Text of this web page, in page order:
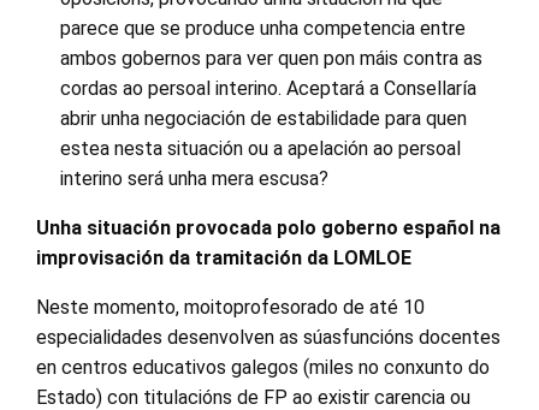
parece que se produce unha competencia entre
ambos gobernos para ver quen pon máis contra as
cordas ao persoal interino. Aceptará a Consellaría
abrir unha negociación de estabilidade para quen
estea nesta situación ou a apelación ao persoal
interino será unha mera escusa?
Unha situación provocada polo goberno español na
improvisación da tramitación da LOMLOE
Neste momento, moitoprofesorado de até 10
especialidades desenvolven as súasfuncións docentes
en centros educativos galegos (miles no conxunto do
Estado) con titulacións de FP ao existir carencia ou